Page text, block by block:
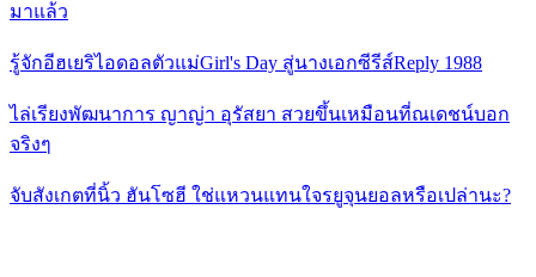
มาแล้ว
รู้จักอีฮเยริไอดอลตัวแม่Girl's Day สู่นางเอกซีรีส์Reply 1988
ไล่เรียงพัฒนาการ ญาญ่า อุรัสยา สวยขึ้นเหมือนที่ณเดชน์บอก
จริงๆ
จับสังเกตที่นิ้ว ฮันโซฮี ใช่แหวนแทนใจรยูจุนยอลหรือเปล่านะ?